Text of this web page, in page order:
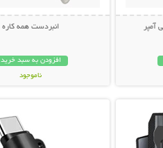
انبردست همه کاره
افزودن به سبد خرید
ناموجود